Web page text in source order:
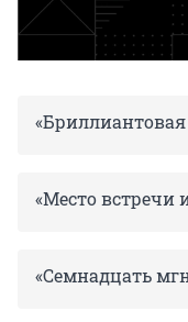
«Бриллиантовая
«Место встречи
«Семнадцать